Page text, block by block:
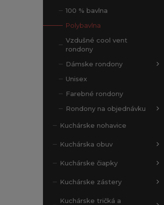
100 % bavlna
Polybavlna
Vzdušné cool vent
rondony
Dámske rondony
Unisex
Farebné rondony
Rondony na objednávku
Kuchárske nohavice
Kuchárska obuv
Kuchárske čiapky
Kuchárske zástery
Kuchárske tričká a